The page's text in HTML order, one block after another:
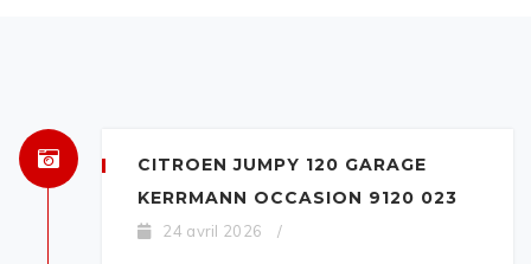
CITROEN JUMPY 120 GARAGE
KERRMANN OCCASION 9120 023
24 avril 2026 /